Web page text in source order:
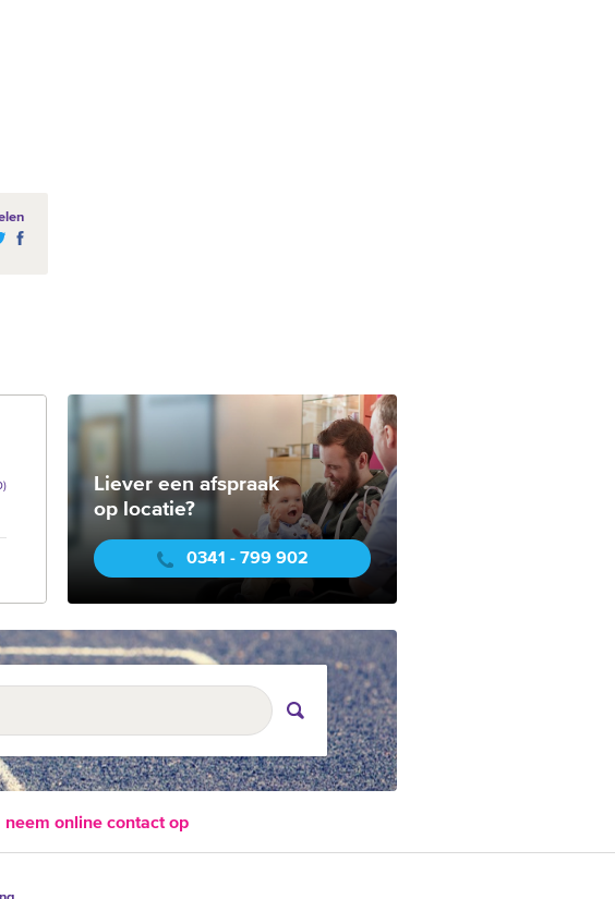
Liever een afspraak
op locatie?
0341 - 799 902
neem online contact op